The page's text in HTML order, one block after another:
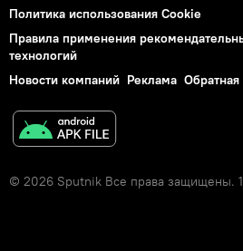
Политика использования Cookie
Правила применения
технологий
Новости компаний Реклама Обратная
© 2026 Sputnik Все права защищены.